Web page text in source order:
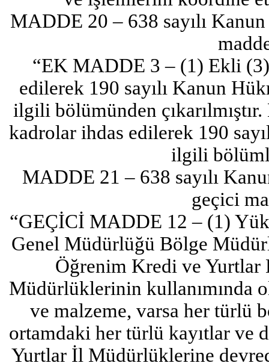
MADDE 20 – 638 sayılı
“EK MADDE 3 – (1) Ekli (3)
edilerek 190 sayılı Kanun
ilgili bölümünden
kadrolar ihdas edilerek 190
ilgili
MADDE 21 – 638 sayılı
geçici
“GEÇİCİ MADDE 12 – (1)
Genel Müdürlüğü Bölge
Öğrenim Kredi ve
Müdürlüklerinin kullanımında
ve malzeme, varsa her türlü
ortamdaki her türlü kayıtlar ve
Yurtlar İl Müdürlüklerine